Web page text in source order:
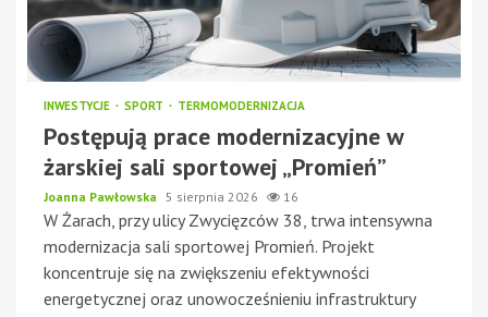
INWESTYCJE SPORT TERMOMODERNIZACJA
Postępują prace modernizacyjne w
żarskiej sali sportowej „Promień”
Joanna Pawłowska 5 sierpnia 2026 16
W Żarach, przy ulicy Zwycięzców 38, trwa intensywna
modernizacja sali sportowej Promień. Projekt
koncentruje się na zwiększeniu efektywności
energetycznej oraz unowocześnieniu infrastruktury